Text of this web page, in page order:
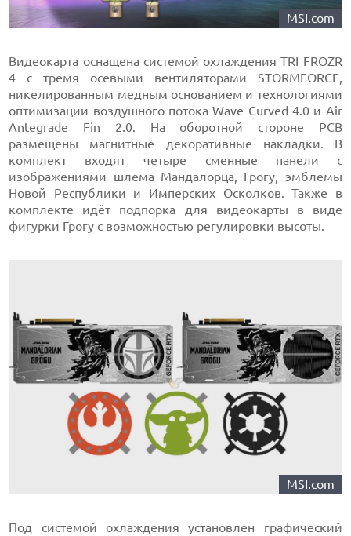
MSI.com
Видеокарта оснащена системой охлаждения TRI FROZR
4 с тремя осевыми вентиляторами STORMFORCE,
никелированным медным основанием и технологиями
оптимизации воздушного потока Wave Curved 4.0 и Air
Antegrade Fin 2.0. На оборотной стороне PCB
размещены магнитные декоративные накладки. В
комплект входят четыре сменные панели с
изображениями шлема Мандалорца, Грогу, эмблемы
Новой Республики и Имперских Осколков. Также в
комплекте идёт подпорка для видеокарты в виде
фигурки Грогу с возможностью регулировки высоты.
MSI.com
Под системой охлаждения установлен графический